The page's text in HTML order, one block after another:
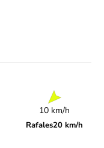
10 km/h
Rafales20 km/h